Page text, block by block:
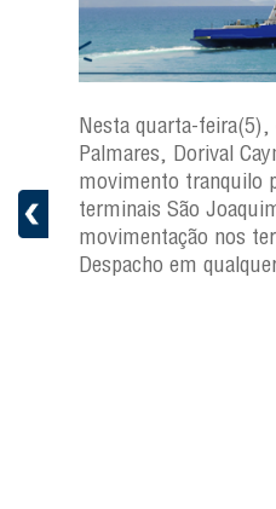
a
Nesta quarta-
Palmares, Dorival
movimento tranquilo
terminais São
movimentação nos
Despacho em